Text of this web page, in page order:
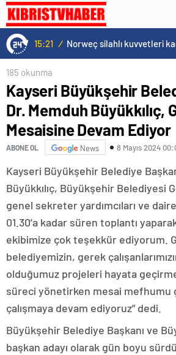
15:21 /
Ediyor
185 okunma
Kayseri Büyükşehir
Dr. Memduh Büyükkılıç,
Mesaisine Devam Ediyor
ABONE OL News 8 Mayıs 2024
Kayseri Büyükşehir Belediye
Büyükkılıç, Büyükşehir Belediyesi
genel sekreter yardımcıları ve
01.30’a kadar süren toplantı
ekibimize çok teşekkür ediyorum.
belediyemizin, gerek
olduğumuz projeleri hayata
süreci yönetirken mesai mefhumu
çalışmaya devam ediyoruz” dedi.
Büyükşehir Belediye Başkanı ve
başkan adayı olarak gün boyu